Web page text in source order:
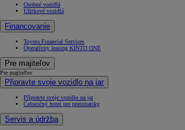
Osobné vozidlá
Úžitkové vozidlá
Financovanie
Toyota Financial Services
Operatívny leasing KINTO ONE
Pre majiteľov
Pre majiteľov
Připravte svoje vozidlo na jar
Připravte svoje vozidlo na jar
Celoročný hotel pre pneumatiky
Servis a údržba